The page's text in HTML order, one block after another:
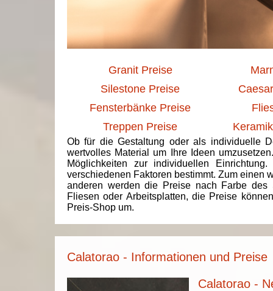
Granit Preise
Silestone Preise
Fensterbänke Preise
Treppen Preise
Ob für die Gestaltung oder als individuelle
wertvolles Material um Ihre Ideen
Möglichkeiten zur individuellen
verschiedenen Faktoren bestimmt. Zum einen
anderen werden die Preise nach Farbe des
Fliesen oder Arbeitsplatten, die Preise
Preis-Shop um.
Calatorao - Informationen und Preise
Calatorao -